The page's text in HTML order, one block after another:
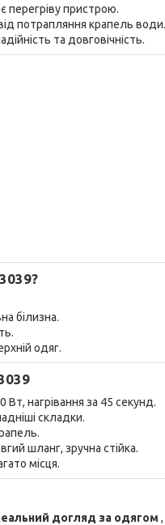
перегріву пристрою.
потрапляння крапель води.
та довговічність.
білизна.
одяг.
Вт, нагрівання за 45 секунд.
складки.
шланг, зручна стійка.
місця.
догляд за одягом